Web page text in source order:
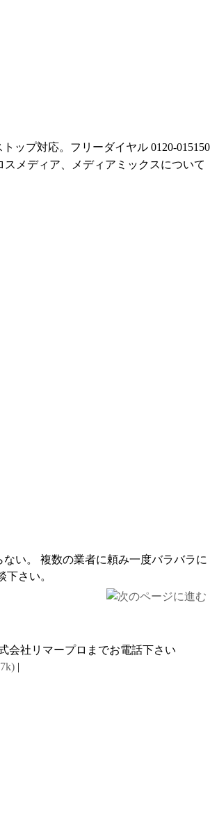
ップ対応。フリーダイヤル 0120-015150
|